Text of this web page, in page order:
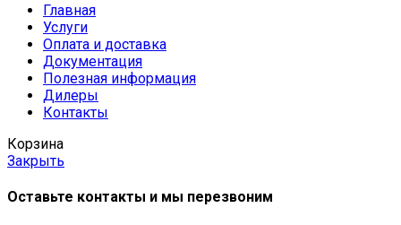
Главная
Услуги
Оплата и доставка
Документация
Полезная информация
Дилеры
Контакты
Корзина
Закрыть
Оставьте контакты и мы перезвоним